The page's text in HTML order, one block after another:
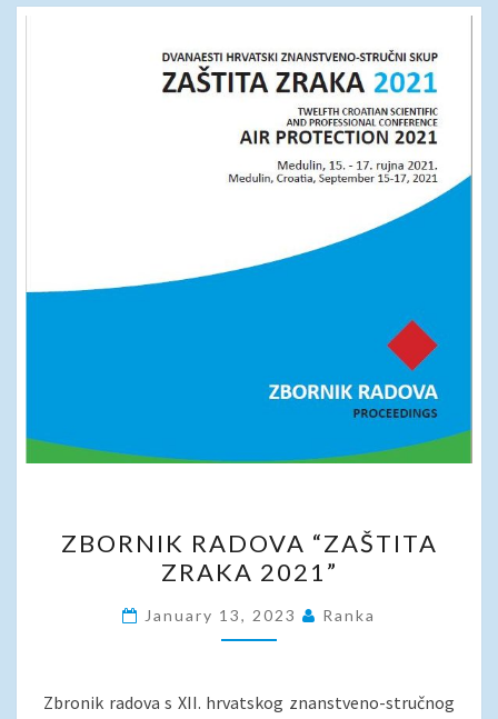
RADOVA
“ZAŠTITA
ZRAKA
2021”
ZBORNIK RADOVA “ZAŠTITA
ZRAKA 2021”
January 13, 2023 Ranka
Zbronik radova s XII. hrvatskog znanstveno-stručnog